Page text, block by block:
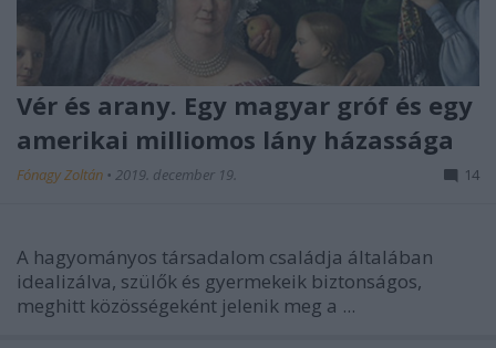
Vér és arany. Egy magyar gróf és egy
amerikai milliomos lány házassága
Fónagy Zoltán • 2019. december 19. 14
A hagyományos társadalom családja általában
idealizálva, szülők és gyermekeik biztonságos,
meghitt közösségeként jelenik meg a ...